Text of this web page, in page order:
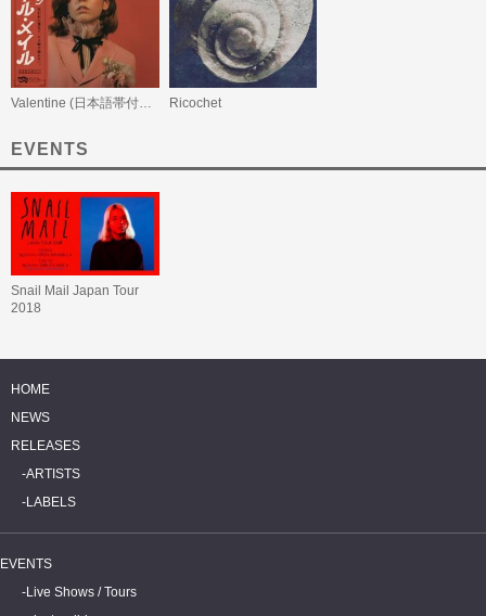
Valentine (日本語帯付LP) Ricochet
EVENTS
Snail Mail Japan Tour
2018
HOME
NEWS
RELEASES
ARTISTS
LABELS
EVENTS
Live Shows / Tours